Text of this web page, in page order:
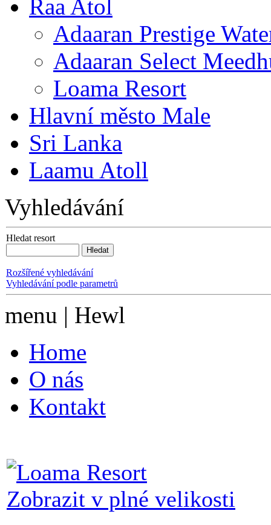
Raa Atol
Adaaran Prestige
Adaaran Select
Loama Resort
Hlavní město Male
Sri Lanka
Laamu Atoll
Vyhledávání
Hledat resort
Rozšířené vyhledávání
Vyhledávání podle parametrů
menu | Hewl
Home
O nás
Kontakt
Zobrazit v plné velikosti